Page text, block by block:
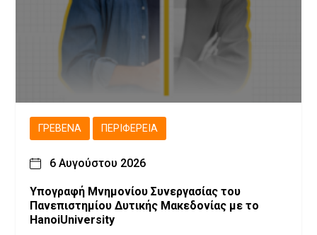
ΓΡΕΒΕΝΆ ΠΕΡΙΦΈΡΕΙΑ
6 Αυγούστου 2026
Υπογραφή Μνημονίου Συνεργασίας του
Πανεπιστημίου Δυτικής Μακεδονίας με το
HanoiUniversity